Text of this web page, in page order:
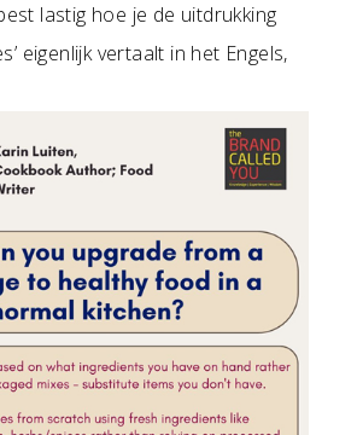
lastig hoe je de uitdrukking
eigenlijk vertaalt in het Engels,